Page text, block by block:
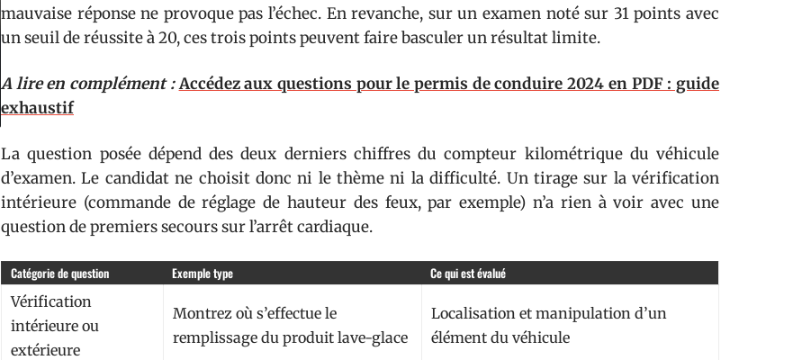
mauvaise réponse ne provoque pas l’échec. En revanche, sur un examen noté sur 31 points avec
un seuil de réussite à 20, ces trois points peuvent faire basculer un résultat limite.
A lire en complément : Accédez aux questions pour le permis de conduire 2024 en PDF : guide
exhaustif
La question posée dépend des deux derniers chiffres du compteur kilométrique du véhicule
d’examen. Le candidat ne choisit donc ni le thème ni la difficulté. Un tirage sur la vérification
intérieure (commande de réglage de hauteur des feux, par exemple) n’a rien à voir avec une
question de premiers secours sur l’arrêt cardiaque.
Catégorie de question Exemple type
Ce qui est évalué
Vérification
intérieure ou
extérieure
Montrez où s’effectue le
remplissage du produit lave-glace
Localisation et manipulation d’un
élément du véhicule